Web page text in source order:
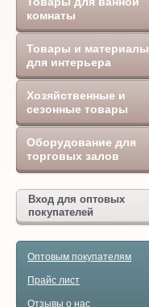
комнаты
Товары и материалы
для интерьера
Хозяйственные и
сезонные товары
Оборудование для
торговых залов
Вход для оптовых
покупателей
Оптовым покупателям
Прайс лист
Отзывы о нас